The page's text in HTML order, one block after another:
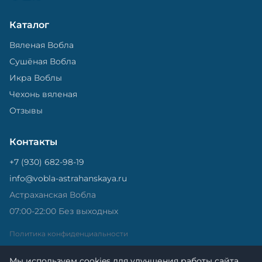
Каталог
Вяленая Вобла
Сушёная Вобла
Икра Воблы
Чехонь вяленая
Отзывы
Контакты
+7 (930) 682-98-19
info@vobla-astrahanskaya.ru
Астраханская Вобла
07:00-22:00 Без выходных
Политика конфиденциальности